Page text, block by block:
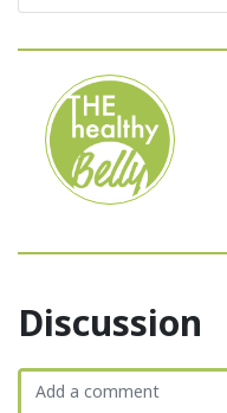
Discussion